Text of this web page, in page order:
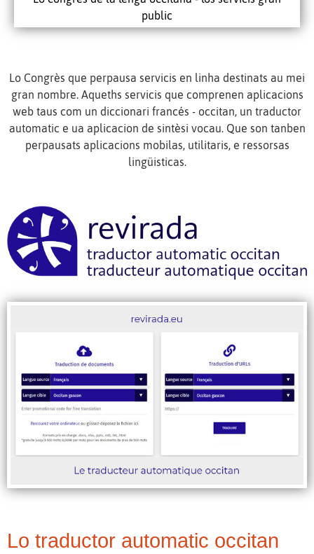
public
Lo Congrès que perpausa servicis en linha destinats au mei
gran nombre. Aqueths servicis que comprenen aplicacions
web taus com un diccionari francés - occitan, un traductor
automatic e ua aplicacion de sintèsi vocau. Que son tanben
perpausats aplicacions mobilas, utilitaris, e ressorsas
lingüisticas.
Lo traductor automatic occitan